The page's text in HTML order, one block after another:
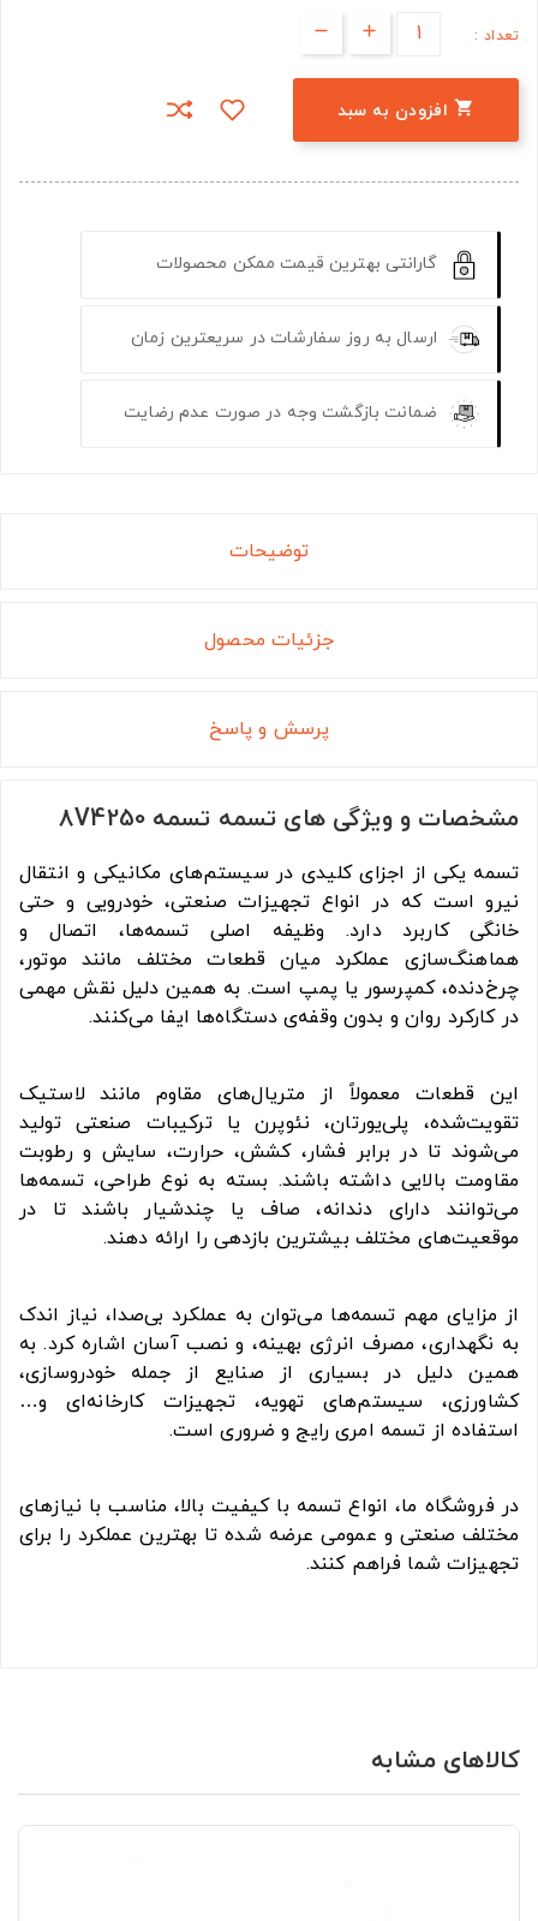
تعداد :
 افزودن به سبد
گارانتی بهترین قیمت ممکن محصولات
ارسال به روز سفارشات در سریعترین زمان
ضمانت بازگشت وجه در صورت عدم رضایت
توضیحات
جزئیات محصول
پرسش و پاسخ
مشخصات و ویژگی های تسمه تسمه 8V4250
تسمه یکی از اجزای کلیدی در سیستم‌های مکانیکی و انتقال
نیرو است که در انواع تجهیزات صنعتی، خودرویی و حتی
خانگی کاربرد دارد. وظیفه اصلی تسمه‌ها، اتصال و
هماهنگ‌سازی عملکرد میان قطعات مختلف مانند موتور،
چرخ‌دنده، کمپرسور یا پمپ است. به همین دلیل نقش مهمی
در کارکرد روان و بدون وقفه‌ی دستگاه‌ها ایفا می‌کنند.
این قطعات معمولاً از متریال‌های مقاوم مانند لاستیک
تقویت‌شده، پلی‌یورتان، نئوپرن یا ترکیبات صنعتی تولید
می‌شوند تا در برابر فشار، کشش، حرارت، سایش و رطوبت
مقاومت بالایی داشته باشند. بسته به نوع طراحی، تسمه‌ها
می‌توانند دارای دندانه، صاف یا چندشیار باشند تا در
موقعیت‌های مختلف بیشترین بازدهی را ارائه دهند.
از مزایای مهم تسمه‌ها می‌توان به عملکرد بی‌صدا، نیاز اندک
به نگهداری، مصرف انرژی بهینه، و نصب آسان اشاره کرد. به
همین دلیل در بسیاری از صنایع از جمله خودروسازی،
کشاورزی، سیستم‌های تهویه، تجهیزات کارخانه‌ای و…
استفاده از تسمه امری رایج و ضروری است.
در فروشگاه ما، انواع تسمه با کیفیت بالا، مناسب با نیازهای
مختلف صنعتی و عمومی عرضه شده تا بهترین عملکرد را برای
تجهیزات شما فراهم کنند.
کالاهای مشابه